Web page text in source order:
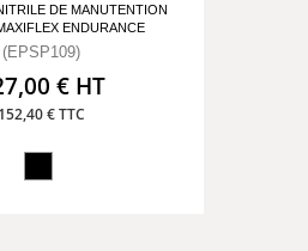
DE MANUTENTION
ENDURANCE
(EPSP109)
€ HT
152,40 € TTC